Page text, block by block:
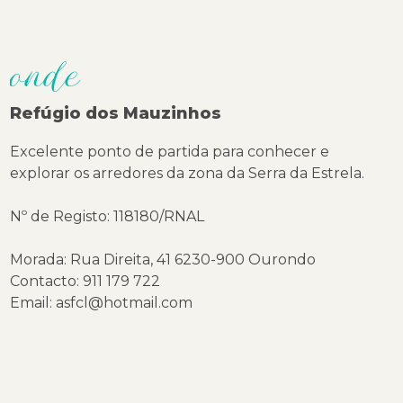
onde
Refúgio dos Mauzinhos
Excelente ponto de partida para conhecer e
explorar os arredores da zona da Serra da Estrela.
Nº de Registo: 118180/RNAL
Morada: Rua Direita, 41 6230-900 Ourondo
Contacto: 911 179 722
Email: asfcl@hotmail.com